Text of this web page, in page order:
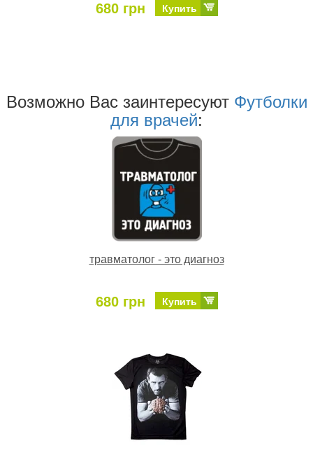
680 грн Купить
Возможно Ваc заинтересуют Футболки
для врачей:
травматолог - это диагноз
680 грн Купить